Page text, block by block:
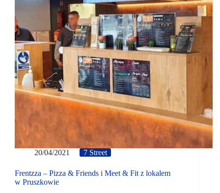
20/04/2021 7 Street
Frentzza – Pizza & Friends i Meet & Fit z lokalem
w Pruszkowie